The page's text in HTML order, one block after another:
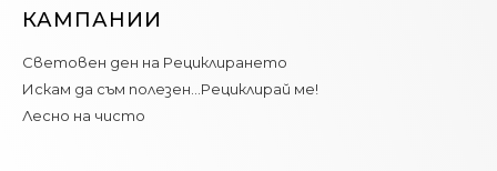
КАМПАНИИ
Световен ден на Рециклирането
Искам да съм полезен…Рециклирай ме!
Лесно на чисто